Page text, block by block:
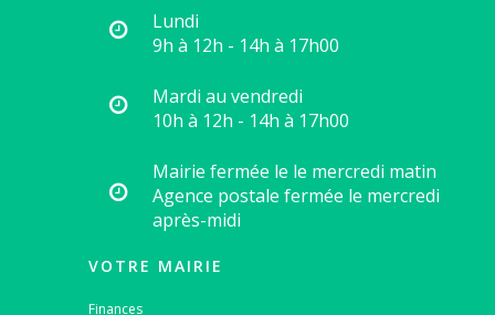
Lundi
9h à 12h - 14h à 17h00
Mardi au vendredi
10h à 12h - 14h à 17h00
Mairie fermée le le mercredi matin
Agence postale fermée le mercredi
après-midi
VOTRE MAIRIE
Finances